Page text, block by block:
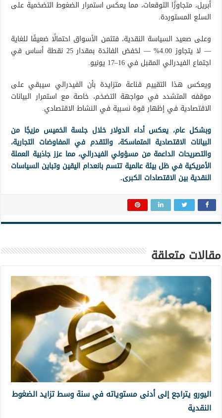
أبريل، متجاوزًا التوقعات، مما يعكس استمرار الضغوط التضخمية على
السلع المستوردة.
وعلى صعيد السياسة النقدية، فتثمن الأسواق احتمالًا ضعيفًا للغاية
— لا يتجاوز 4.00% — لخفض الفائدة بمقدار 25 نقطة أساس في
اجتماع الفيدرالي المقبل في 16–17 يونيو.
ويعكس هذا التقييم قناعة متزايدة بأن الفيدرالي سيبقي على
موقفه المتشدد في مواجهة التضخم، خاصة مع استمرار البيانات
الاقتصادية في إظهار قوة نسبية في النشاط الاقتصادي.
وبشكل عام، يعكس أداء الدولار خلال جلسة الخميس مزيجًا من
البيانات الاقتصادية المتماسكة، والتقدم في المفاوضات التجارية،
والتصريحات الداعمة من مسؤولي الفيدرالي، مما عزز جاذبية العملة
الأمريكية في ظل بيئة عالمية تتسم بانعدام اليقين وتباين السياسات
النقدية بين الاقتصادات الكبرى.
مقالات متعلقة
اليورو يتراجع إلى أدنى مستوياته في سنة وسط تزايد الضغوط
النقدية